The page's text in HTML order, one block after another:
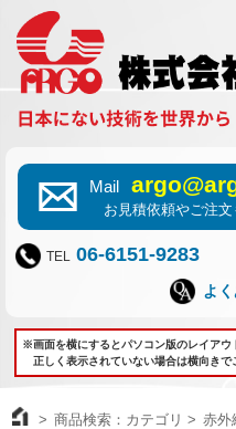
Mail
お見積依頼やご注
TEL 06-6151-9283
よ
※画面を横にするとパソコン版のレイアウ
正しく表示されていない場合は横向きで
商品検索：カテゴリ 赤外